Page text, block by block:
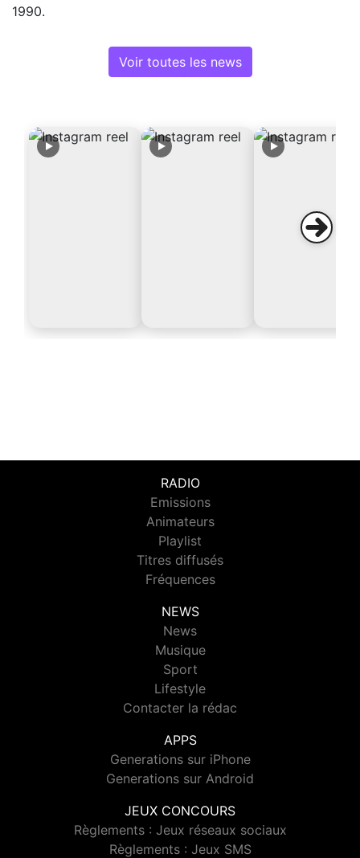
1990.
Voir toutes les news
RADIO
Emissions
Animateurs
Playlist
Titres diffusés
Fréquences
NEWS
News
Musique
Sport
Lifestyle
Contacter la rédac
APPS
Generations sur iPhone
Generations sur Android
JEUX CONCOURS
Règlements : Jeux réseaux sociaux
Règlements : Jeux SMS